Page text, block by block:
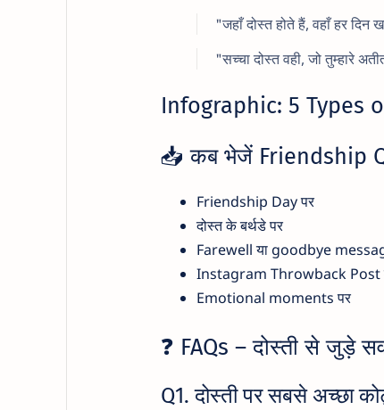
"जहाँ दोस्त होते हैं, वहाँ हर दिन
"सच्चा दोस्त वही, जो तुम्हारे
Infographic: 5 Types
📥 कब भेजें Friendship
Friendship Day पर
दोस्त के बर्थडे पर
Farewell या goodbye
Instagram Throwback Post
Emotional moments पर
❓ FAQs – दोस्ती से जुड़े
Q1. दोस्ती पर सबसे अच्छा